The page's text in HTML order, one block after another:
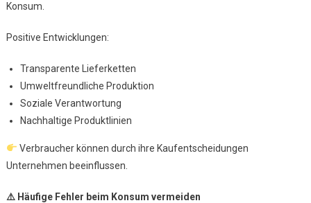
Konsum.
Positive Entwicklungen:
Transparente Lieferketten
Umweltfreundliche Produktion
Soziale Verantwortung
Nachhaltige Produktlinien
Verbraucher können durch ihre Kaufentscheidungen
Unternehmen beeinflussen.
⚠Häufige Fehler beim Konsum vermeiden